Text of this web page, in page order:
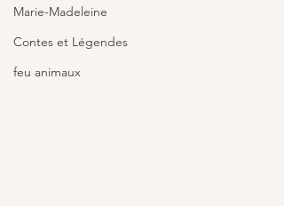
Marie-Madeleine
Contes et Légendes
feu animaux